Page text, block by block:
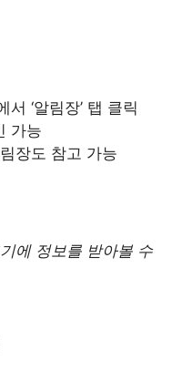
‘알림장’ 탭 클릭
가능
장도 참고 가능
에 정보를 받아볼 수